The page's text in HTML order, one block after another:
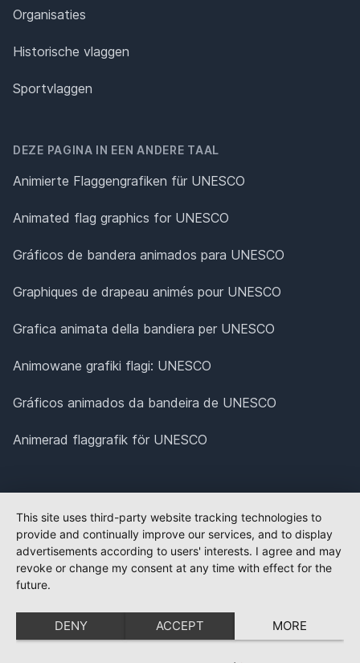
Organisaties
Historische vlaggen
Sportvlaggen
DEZE PAGINA IN EEN ANDERE TAAL
Animierte Flaggengrafiken für UNESCO
Animated flag graphics for UNESCO
Gráficos de bandera animados para UNESCO
Graphiques de drapeau animés pour UNESCO
Grafica animata della bandiera per UNESCO
Animowane grafiki flagi: UNESCO
Gráficos animados da bandeira de UNESCO
Animerad flaggrafik för UNESCO
This site uses third-party website tracking technologies to
provide and continually improve our services, and to display
advertisements according to users' interests. I agree and may
revoke or change my consent at any time with effect for the
future.
DENY ACCEPT MORE